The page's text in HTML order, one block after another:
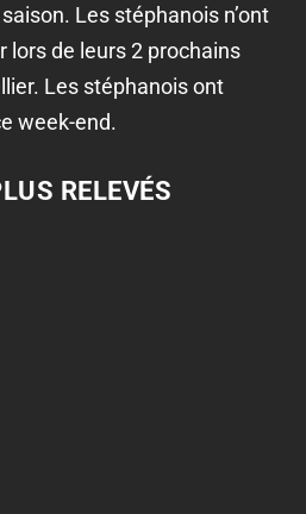
Les stéphanois n’ont
lors de leurs 2 prochains
Les stéphanois ont
week-end.
RELEVÉS